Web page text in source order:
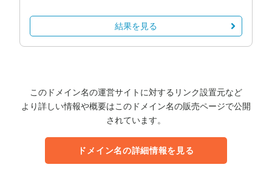
結果を見る
このドメイン名の運営サイトに対するリンク設置元など
より詳しい情報や概要はこのドメイン名の販売ページで公開
されています。
ドメイン名の詳細情報を見る